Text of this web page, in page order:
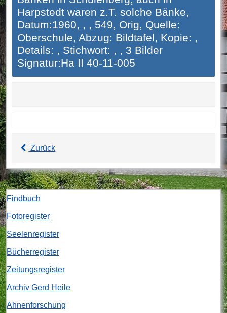
Harpstedt waren z.T. solche Bänke,
Datum:1960, , , 549, Orig, Quelle:
Oberschule, Abzug: Bildtafel, Kopie: ,
Details: , Stichwort: , , 3 Bilder
Signatur:Ha II 40-11-005
Zurück
Findbuch
Fotoregister
Seelenregister
Bücherregister
Zeitungsregister
Archiv Gerd Heile
Ahnenforschung